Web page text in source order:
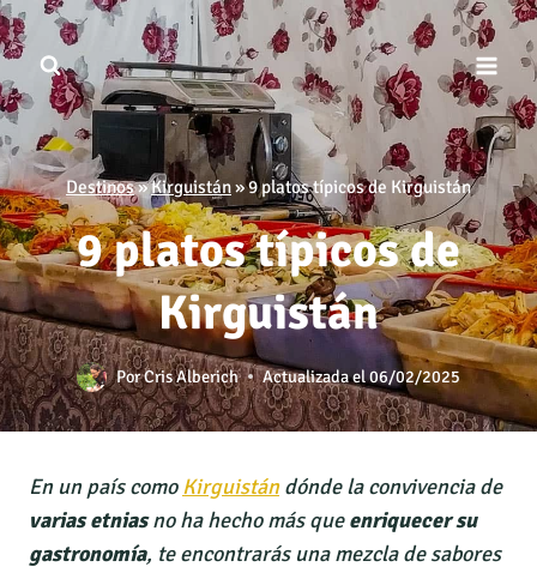
Saltar
al
contenido
Destinos»Kirguistán»9 platos típicos de Kirguistán
9 platos típicos de
Kirguistán
PorCris Alberich Actualizada el06/02/2025
En un país comoKirguistándónde la convivencia de
varias etniasno ha hecho más queenriquecer su
gastronomía, te encontrarás una mezcla de sabores